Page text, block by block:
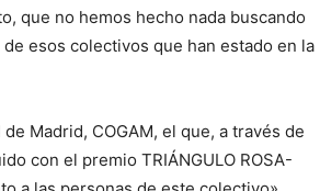
que no hemos hecho nada buscando
esos colectivos que han estado en la
Madrid, COGAM, el que, a través de
con el premio TRIÁNGULO ROSA-